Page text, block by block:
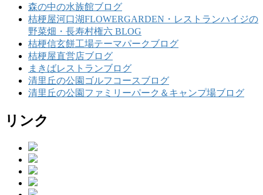
森の中の水族館ブログ
桔梗屋河口湖FLOWERGARDEN・レストランハイジの
野菜畑・長寿村権六 BLOG
桔梗信玄餅工場テーマパークブログ
桔梗屋直営店ブログ
まきばレストランブログ
清里丘の公園ゴルフコースブログ
清里丘の公園ファミリーパーク＆キャンプ場ブログ
リンク